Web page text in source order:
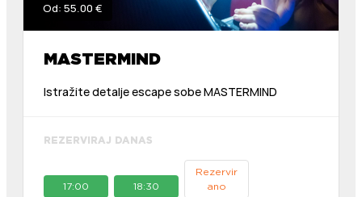
Od: 55.00 €
MASTERMIND
Istražite detalje escape sobe MASTERMIND
REZERVIRAJ DANAS
17:00 18:30
Rezervir
ano